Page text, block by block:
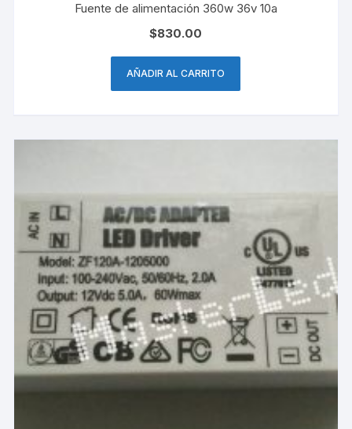
Fuente de alimentación 360w 36v 10a
$830.00
AÑADIR AL CARRITO